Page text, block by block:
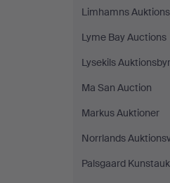
Limhamns
Lyme Bay Auctions
Lysekils
Ma San Auction
Markus Auktioner
Norrlands
Palsgaard